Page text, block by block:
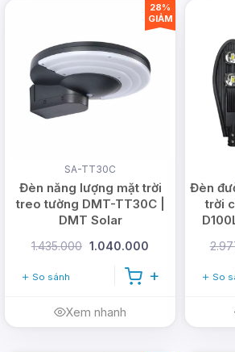
phòng khách,
SA-TT30C
Đèn năng lượng mặt trời
treo tường DMT-TT30C |
DMT Solar
1.435.000 1.040.000
So sánh
Xem nhanh
28%
GIẢM
Đèn
trời
So